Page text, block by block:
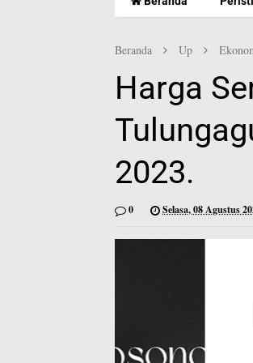
Beranda Up
Harga
2023.
0 Selasa, 08 Agustus